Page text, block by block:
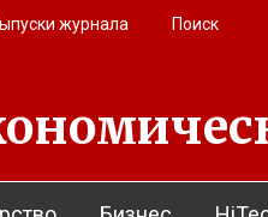
журнала Поиск